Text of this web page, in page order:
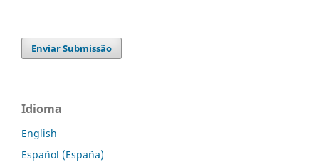
Enviar Submissão
Idioma
English
Español (España)